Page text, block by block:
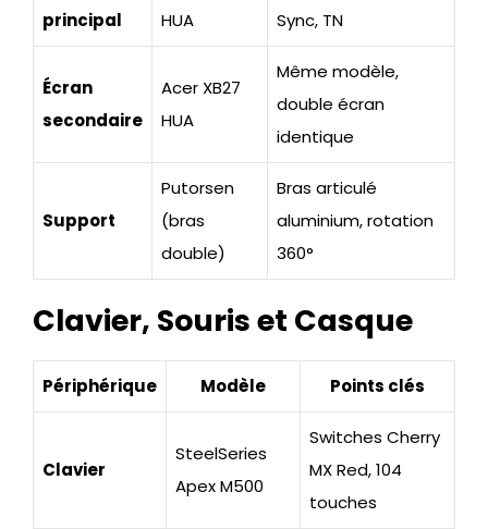
principal
HUA
Sync, TN
Écran
secondaire
Acer XB27
HUA
Même modèle,
double écran
identique
Support
Putorsen
(bras
double)
Bras articulé
aluminium, rotation
360°
Clavier, Souris et Casque
Périphérique Modèle Points clés
Clavier
SteelSeries
Apex M500
Switches Cherry
MX Red, 104
touches